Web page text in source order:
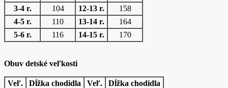
3-4 r.
104 12-13 r.
158
4-5 r.
110 13-14 r.
164
5-6 r.
116 14-15 r. 170
Obuv detské veľkosti
Veľ. Dĺžka chodidla Veľ.
Dĺžka chodidla